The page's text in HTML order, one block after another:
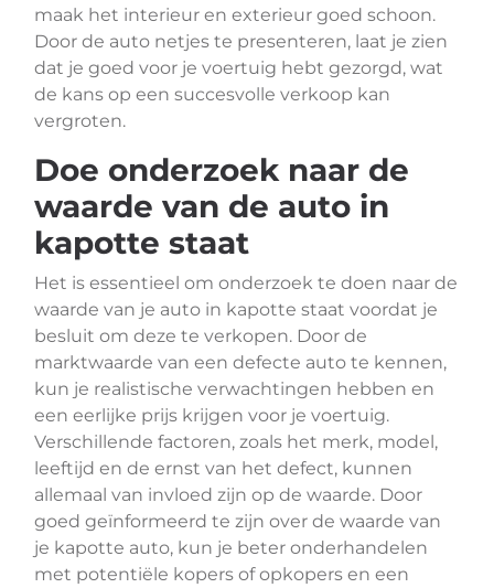
maak het interieur en exterieur goed schoon.
Door de auto netjes te presenteren, laat je zien
dat je goed voor je voertuig hebt gezorgd, wat
de kans op een succesvolle verkoop kan
vergroten.
Doe onderzoek naar de
waarde van de auto in
kapotte staat
Het is essentieel om onderzoek te doen naar de
waarde van je auto in kapotte staat voordat je
besluit om deze te verkopen. Door de
marktwaarde van een defecte auto te kennen,
kun je realistische verwachtingen hebben en
een eerlijke prijs krijgen voor je voertuig.
Verschillende factoren, zoals het merk, model,
leeftijd en de ernst van het defect, kunnen
allemaal van invloed zijn op de waarde. Door
goed geïnformeerd te zijn over de waarde van
je kapotte auto, kun je beter onderhandelen
met potentiële kopers of opkopers en een